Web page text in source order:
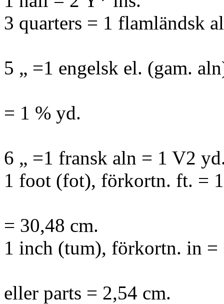
3 quarters = 1 flamländsk
5 „ =1 engelsk el. (gam.
= 1 % yd.
6 „ =1 fransk aln = 1 V2
1 foot (fot), förkortn. ft. =
= 30,48 cm.
1 inch (tum), förkortn. in =
eller parts = 2,54 cm.